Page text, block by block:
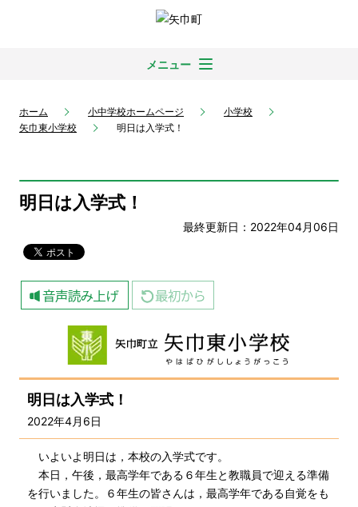
メニュー
ホーム 小中学校ホームページ
小学校
矢巾東小学校
明日は入学式！
明日は入学式！
最終更新日：2022年04月06日
明日は入学式！
2022年4月6日
いよいよ明日は，本校の入学式です。
本日，午後，最高学年である６年生と教職員で迎える準備
を行いました。６年生の皆さんは，最高学年である自覚をも